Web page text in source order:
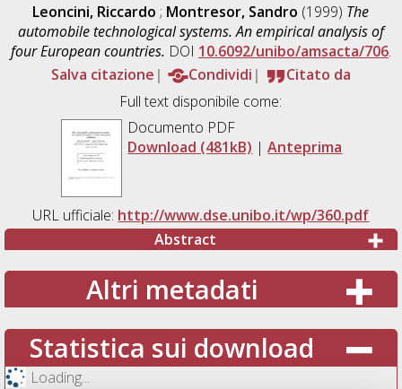
Leoncini, Riccardo ; Montresor, Sandro (1999) The
automobile technological systems. An empirical analysis of
four European countries. DOI 10.6092/unibo/amsacta/706.
Salva citazione
Condividi
Citato da
Full text disponibile come:
Documento PDF
Download (481kB) |Anteprima
URL ufficiale: http://www.dse.unibo.it/wp/360.pdf
Abstract
Altri metadati
Statistica sui download
Loading...